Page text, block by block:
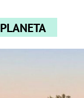
PLANETA